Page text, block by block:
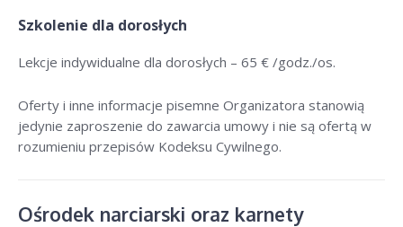
Szkolenie dla dorosłych
Lekcje indywidualne dla dorosłych – 65 € /godz./os.
Oferty i inne informacje pisemne Organizatora stanowią
jedynie zaproszenie do zawarcia umowy i nie są ofertą w
rozumieniu przepisów Kodeksu Cywilnego.
Ośrodek narciarski oraz karnety